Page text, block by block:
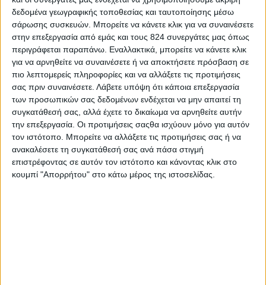
δεδομένα γεωγραφικής τοποθεσίας και ταυτοποίησης μέσω
σάρωσης συσκευών. Μπορείτε να κάνετε κλικ για να συναινέσετε
στην επεξεργασία από εμάς και τους 824 συνεργάτες μας όπως
περιγράφεται παραπάνω. Εναλλακτικά, μπορείτε να κάνετε κλικ
για να αρνηθείτε να συναινέσετε ή να αποκτήσετε πρόσβαση σε
πιο λεπτομερείς πληροφορίες και να αλλάξετε τις προτιμήσεις
σας πριν συναινέσετε. Λάβετε υπόψη ότι κάποια επεξεργασία
των προσωπικών σας δεδομένων ενδέχεται να μην απαιτεί τη
συγκατάθεσή σας, αλλά έχετε το δικαίωμα να αρνηθείτε αυτήν
την επεξεργασία. Οι προτιμήσεις σαςθα ισχύουν μόνο για αυτόν
τον ιστότοπο. Μπορείτε να αλλάξετε τις προτιμήσεις σας ή να
ανακαλέσετε τη συγκατάθεσή σας ανά πάσα στιγμή
επιστρέφοντας σε αυτόν τον ιστότοπο και κάνοντας κλικ στο
κουμπί "Απορρήτου" στο κάτω μέρος της ιστοσελίδας.
της διατροφής στην αθλητική απόδοση. Καθώς το
ενδιαφέρον για την αθλητική διατροφή έχει
αυξηθεί, ανάλογα έχει αυξηθεί στην αγορά και ο
αριθμός των εργογόνων βοηθημάτων,
συμπληρωμάτων διατροφής, προϊόντων από φυτά
και βότανα που υπόσχονται στους αθλητές
μεγαλύτερη αντοχή, αυξημένη δύναμη κ.α. Ωστόσο
στην πραγματικότητα ορισμένα μόνο από αυτά τα
συμπληρώματα μπορεί να αποδειχθούν χρήσιμα
σε συγκεκριμένες κατηγορίες αθλητών και σε
συγκεκριμένες περιόδους.